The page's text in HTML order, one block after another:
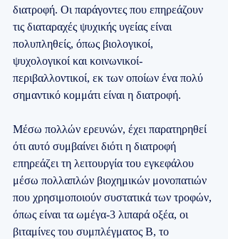
διατροφή. Οι παράγοντες που επηρεάζουν
τις διαταραχές ψυχικής υγείας είναι
πολυπληθείς, όπως βιολογικοί,
ψυχολογικοί και κοινωνικοί-
περιβαλλοντικοί, εκ των οποίων ένα πολύ
σημαντικό κομμάτι είναι η διατροφή.
Μέσω πολλών ερευνών, έχει παρατηρηθεί
ότι αυτό συμβαίνει διότι η διατροφή
επηρεάζει τη λειτουργία του εγκεφάλου
μέσω πολλαπλών βιοχημικών μονοπατιών
που χρησιμοποιούν συστατικά των τροφών,
όπως είναι τα ωμέγα-3 λιπαρά οξέα, οι
βιταμίνες του συμπλέγματος Β, το